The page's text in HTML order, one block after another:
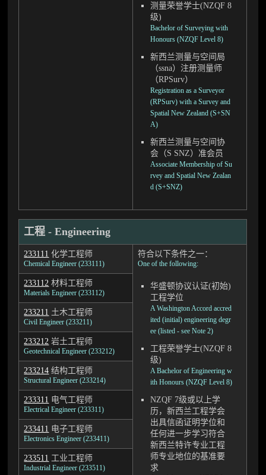
测量荣誉学士(NZQF 8
级)
Bachelor of Surveying with
Honours (NZQF Level 8)
新西兰测量与空间局
（ssna）注册测量师
（RPSurv）
Registration as a Surveyor
(RPSurv) with a Survey and
Spatial New Zealand (S+SN
A)
新西兰测量与空间协
会（S SNZ）准会员
Associate Membership of Su
rvey and Spatial New Zealan
d (S+SNZ)
工程 - Engineering
233111 化学工程师
Chemical Engineer (233111)
符合以下条件之一：
One of the following:
华盛顿协议认证(初始)
工程学位
A Washington Accord accred
ited (initial) engineering degr
ee (listed - see Note 2)
工程荣誉学士(NZQF 8
级)
A Bachelor of Engineering w
ith Honours (NZQF Level 8)
NZQF 7级或以上学
历，新西兰工程学会
出具信函证明学位和
任何进一步学习符合
新西兰特许专业工程
师专业地位的基准要
求
233112 材料工程师
Materials Engineer (233112)
233211 土木工程师
Civil Engineer (233211)
233212 岩土工程师
Geotechnical Engineer (233212)
233214 结构工程师
Structural Engineer (233214)
233311 电气工程师
Electrical Engineer (233311)
233411 电子工程师
Electronics Engineer (233411)
233511 工业工程师
Industrial Engineer (233511)